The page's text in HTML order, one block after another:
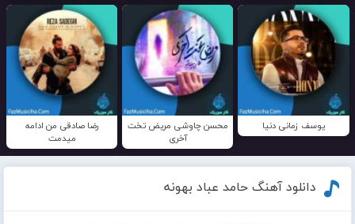
یوسف زمانی دنیا
محسن چاوشی مریض تخت
آخری
رضا صادقی من ادامه
میدمت
دانلود آهنگ حامد عباد بهونه